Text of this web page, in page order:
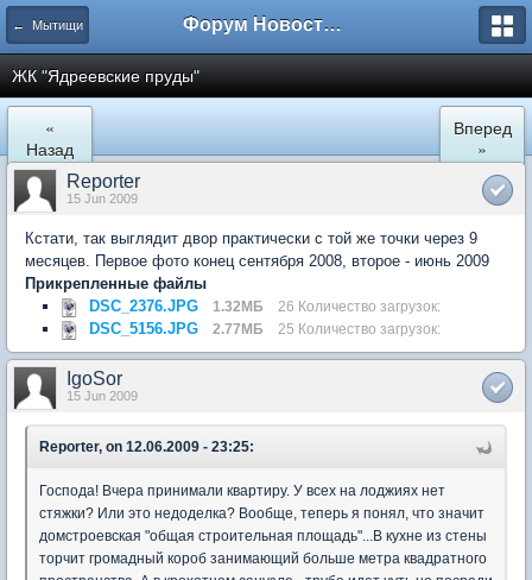
← Мытищи Форум Новостройки
ЖК "Ядреевские пруды"
«
Назад
Вперед
»
Reporter
15 Jun 2009
Кстати, так выглядит двор практически с той же точки через 9
месяцев. Первое фото конец сентября 2008, второе - июнь 2009
Прикрепленные файлы
DSC_2376.JPG
1.32МБ 26 Количество загрузок:
DSC_5156.JPG 2.77МБ 25 Количество загрузок:
IgoSor
15 Jun 2009
Reporter, on 12.06.2009 - 23:25:
Господа! Вчера принимали квартиру. У всех на лоджиях нет
стяжки? Или это недоделка? Вообще, теперь я понял, что значит
домстроевская "общая строительная площадь"...В кухне из стены
торчит громадный короб занимающий больше метра квадратного